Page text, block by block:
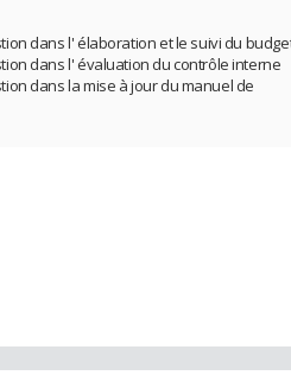
dans l' élaboration et le suivi du
dans l' évaluation du contrôle interne
dans la mise à jour du manuel de